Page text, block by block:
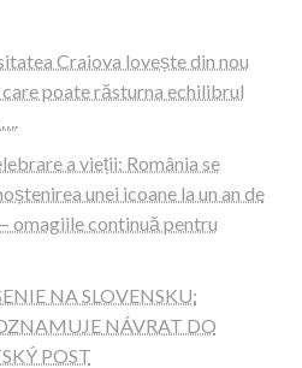
Craiova lovește din nou
poate răsturna echilibrul
a vieții: România se
unei icoane la un an de
omagiile continuă pentru
NA SLOVENSKU:
NÁVRAT DO
POST